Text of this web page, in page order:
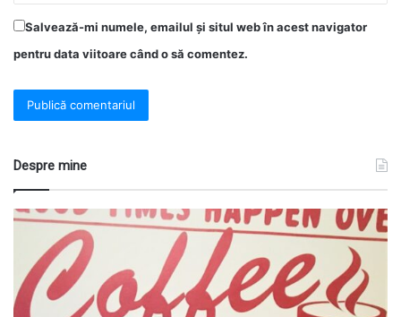
Salvează-mi numele, emailul și situl web în acest navigator
pentru data viitoare când o să comentez.
Despre mine